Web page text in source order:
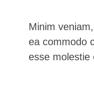
Minim
ea commodo
esse molestie